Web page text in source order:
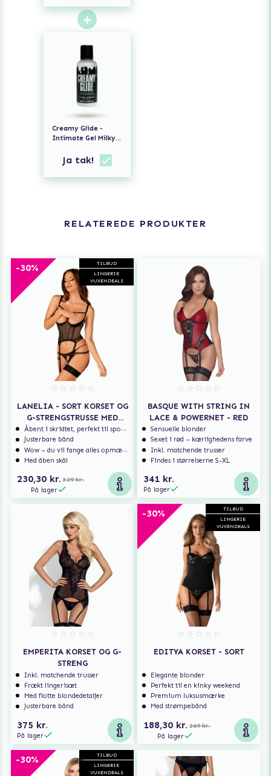
+
Creamy Glide -
Intimate Gel Milky
Ja tak!
RELATEREDE PRODUKTER
TILBUD
LINGERIE
VUXENDEALS
-30%
LANELIA - SORT KORSET OG
G-STRENGSTRUSSE MED
ÅBENT SKRIDT
Åbent i skridtet, perfekt til spontan sex
Justerbare bånd
Wow – du vil fange alles opmærksomhed
Med åben skål
230,30 kr. 329 kr.
På lager
BASQUE WITH STRING IN
LACE & POWERNET - RED
Sensuelle blonder
Sexet i rød – kærlighedens farve
Inkl. matchende trusser
Findes i størrelserne S-XL
341 kr.
På lager
EMPERITA KORSET OG G-
STRENG
Inkl. matchende trusser
Frækt lingerisæt
Med flotte blondedetaljer
Justerbare bånd
375 kr.
På lager
TILBUD
LINGERIE
VUXENDEALS
-30%
EDITYA KORSET - SORT
Elegante blonder
Perfekt til en kinky weekend
Premium luksusmærke
Med strømpebånd
188,30 kr. 269 kr.
På lager
TILBUD
LINGERIE
VUXENDEALS
-30%